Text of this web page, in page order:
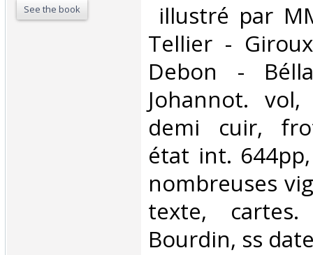
See the book
illustré par
Tellier -
Debon -
Johannot.
demi cuir,
état int.
nombreuses
texte,
Bourdin, ss